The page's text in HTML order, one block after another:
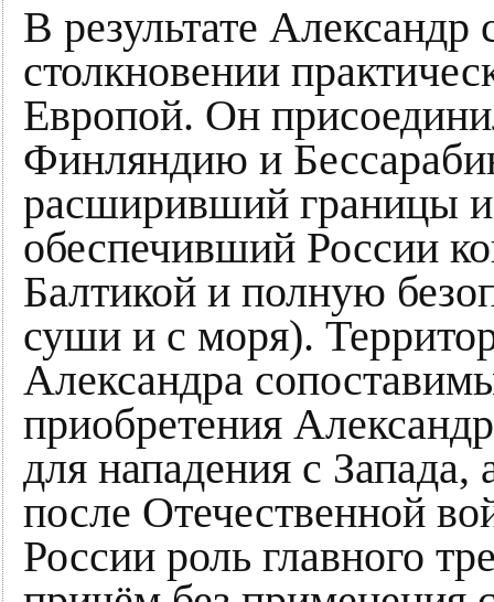
В результате
столкновении
Европой. Он
Финляндию и
расширивший границы
обеспечивший России
Балтикой и полную
суши и с моря).
Александра
приобретения
для нападения с Запада,
после Отечественной
России роль главного